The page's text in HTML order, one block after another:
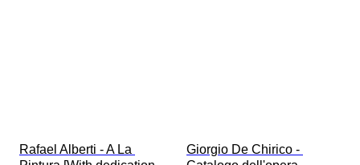
Rafael Alberti - A La
Giorgio De Chirico -